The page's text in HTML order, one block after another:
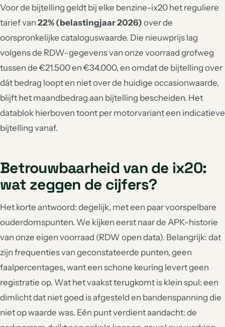
Voor de bijtelling geldt bij elke benzine-ix20 het reguliere
tarief van 22% (belastingjaar 2026) over de
oorspronkelijke cataloguswaarde. Die nieuwprijs lag
volgens de RDW-gegevens van onze voorraad grofweg
tussen de €21.500 en €34.000, en omdat de bijtelling over
dát bedrag loopt en niet over de huidige occasionwaarde,
blijft het maandbedrag aan bijtelling bescheiden. Het
datablok hierboven toont per motorvariant een indicatieve
bijtelling vanaf.
Betrouwbaarheid van de ix20:
wat zeggen de cijfers?
Het korte antwoord: degelijk, met een paar voorspelbare
ouderdomspunten. We kijken eerst naar de APK-historie
van onze eigen voorraad (RDW open data). Belangrijk: dat
zijn frequenties van geconstateerde punten, geen
faalpercentages, want een schone keuring levert geen
registratie op. Wat het vaakst terugkomt is klein spul: een
dimlicht dat niet goed is afgesteld en bandenspanning die
niet op waarde was. Eén punt verdient aandacht: de